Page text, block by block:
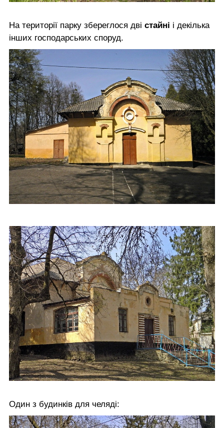
На території парку збереглося дві стайні і декілька
інших господарських споруд.
Один з будинків для челяді: